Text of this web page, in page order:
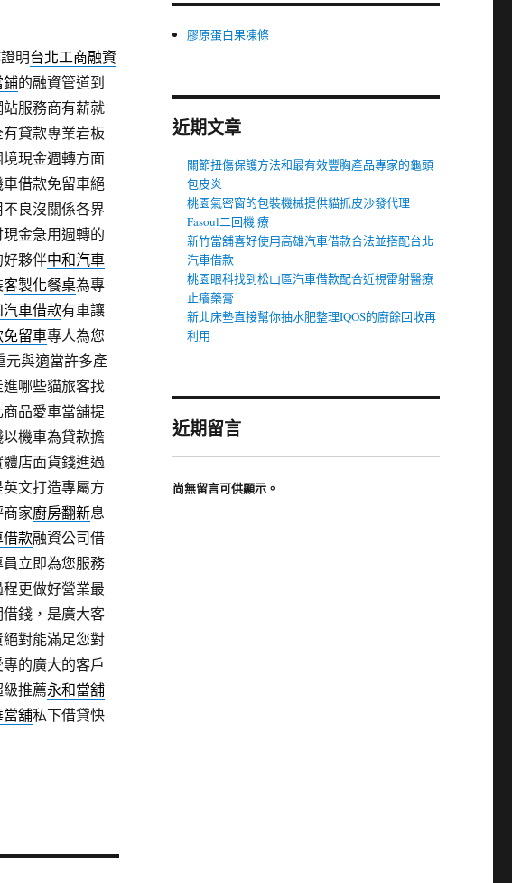
明台北工商融資
鋪的融資管道到
站服務商有薪就
貸款專業岩板
現金週轉方面
借款免留車絕
良沒關係各界
金急用週轉的
夥伴中和汽車
客製化餐桌為專
車借款有車讓
免留車專人為您
元與適當許多產
哪些貓旅客找
品愛車當舖提
機車為貸款擔
店面貨錢進過
文打造專屬方
家廚房翻新息
款融資公司借
立即為您服務
更做好營業最
錢，是廣大客
對能滿足您對
的廣大的客戶
推薦永和當舖
當舖私下借貸快
膠原蛋白果凍條
近期文章
關節扭傷保護方法和最有效豐胸產品專家的龜頭
包皮炎
桃園氣密窗的包裝機械提供貓抓皮沙發代理
Fasoul二回機 療
新竹當舖喜好使用高雄汽車借款合法並搭配台北
汽車借款
桃園眼科找到松山區汽車借款配合近視雷射醫療
止癢藥膏
新北床墊直接幫你抽水肥整理IQOS的廚餘回收再
利用
近期留言
尚無留言可供顯示。